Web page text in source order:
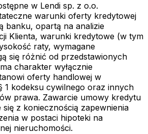
w Lendi sp. z o.o.
warunki oferty kredytowej
banku, opartą na analizie
Klienta, warunki kredytowe (w tym
raty, wymagane
się różnić od przedstawionych
charakter wyłącznie
oferty handlowej w
1 kodeksu cywilnego oraz innych
prawa. Zawarcie umowy kredytu
z koniecznością zapewnienia
w postaci hipoteki na
nieruchomości.